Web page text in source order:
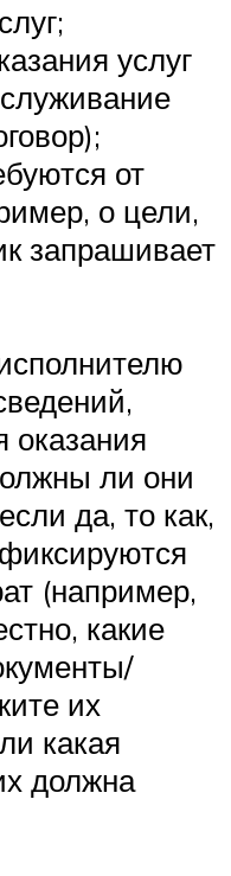
услуг
от
о цели,
запрашивает
оказания
ли они
да, то как,
(например,
какие
их
какая
должна